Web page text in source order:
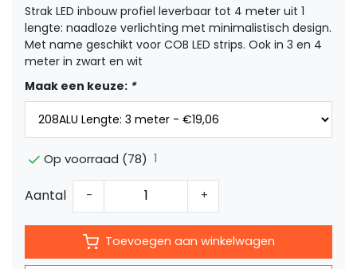
Strak LED inbouw profiel leverbaar tot 4 meter uit 1
lengte: naadloze verlichting met minimalistisch design.
Met name geschikt voor COB LED strips. Ook in 3 en 4
meter in zwart en wit
Maak een keuze: *
Op voorraad (78) 1
Aantal - +
Toevoegen aan winkelwagen